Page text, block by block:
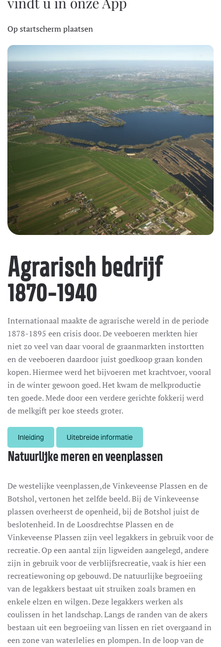
Op startscherm plaatsen
Agrarisch bedrijf
1870-1940
Internationaal maakte de agrarische wereld in de periode
1878-1895 een crisis door. De veeboeren merkten hier
niet zo veel van daar vooral de graanmarkten instortten
en de veeboeren daardoor juist goedkoop graan konden
kopen. Hiermee werd het bijvoeren met krachtvoer, vooral
in de winter gewoon goed. Het kwam de melkproductie
ten goede. Mede door een verdere gerichte fokkerij werd
de melkgift per koe steeds groter.
Inleiding Uitebreide informatie
Natuurlijke meren en veenplassen
De westelijke veenplassen,de Vinkeveense Plassen en de
Botshol, vertonen het zelfde beeld. Bij de Vinkeveense
plassen overheerst de openheid, bij de Botshol juist de
beslotenheid. In de Loosdrechtse Plassen en de
Vinkeveense Plassen zijn veel legakkers in gebruik voor de
recreatie. Op een aantal zijn ligweiden aangelegd, andere
zijn in gebruik voor de verblijfsrecreatie, vaak is hier een
recreatiewoning op gebouwd. De natuurlijke begroeiing
van de legakkers bestaat uit struiken zoals bramen en
enkele elzen en wilgen. Deze legakkers werken als
coulissen in het landschap. Langs de randen van de akers
bestaan uit een begroeiing van lissen en riet overgaand in
een zone van waterlelies en plompen. In de loop van de